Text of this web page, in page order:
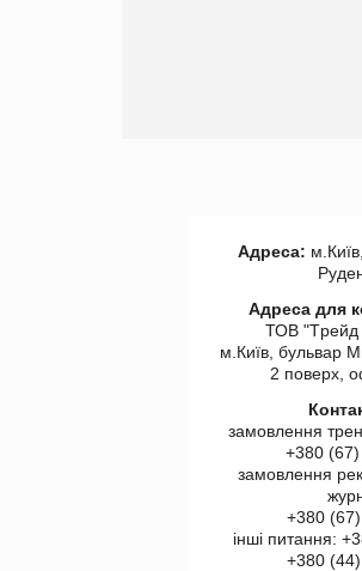
Адреса:
Адреса для
ТОВ "Tрейд
м.Київ, бульвар
2 поверх,
замовлення
+380
замовлення
+380
інші питання:
+380